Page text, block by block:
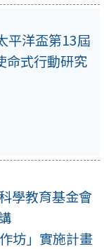
平洋盃第13屆
命式行動研究
學教育基金會
坊」實施計畫